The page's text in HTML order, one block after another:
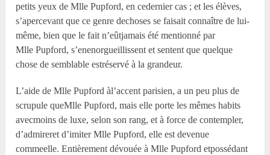
petits yeux de Mlle Pupford, en cedernier cas ; et les élèves,
s’apercevant que ce genre dechoses se faisait connaître de lui-
même, bien que le fait n’eûtjamais été mentionné par
Mlle Pupford, s’enenorgueillissent et sentent que quelque
chose de semblable estréservé à la grandeur.
L’aide de Mlle Pupford àl’accent parisien, a un peu plus de
scrupule queMlle Pupford, mais elle porte les mêmes habits
avecmoins de luxe, selon son rang, et à force de contempler,
d’admireret d’imiter Mlle Pupford, elle est devenue
commeelle. Entièrement dévouée à Mlle Pupford etpossédant